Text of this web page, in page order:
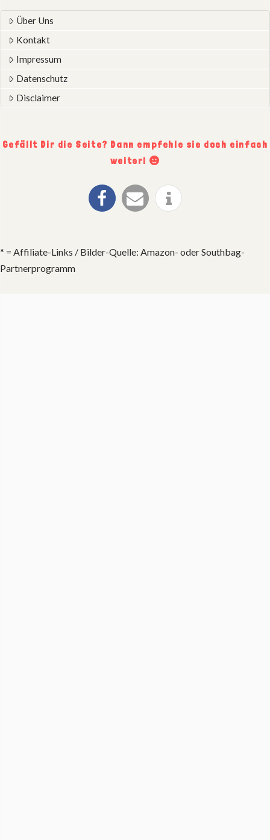
Über Uns
Kontakt
Impressum
Datenschutz
Disclaimer
Gefällt Dir die Seite? Dann empfehle sie doch einfach
weiter!
* = Affiliate-Links / Bilder-Quelle: Amazon- oder Southbag-
Partnerprogramm